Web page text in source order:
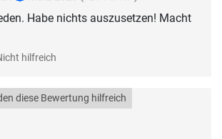
Habe nichts auszusetzen! Macht
hilfreich
diese Bewertung hilfreich